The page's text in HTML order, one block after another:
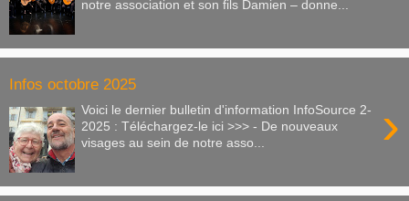
notre association et son fils Damien – donne...
Infos octobre 2025
›
Voici le dernier bulletin d'information InfoSource 2-
2025 : Téléchargez-le ici >>> - De nouveaux
visages au sein de notre asso...